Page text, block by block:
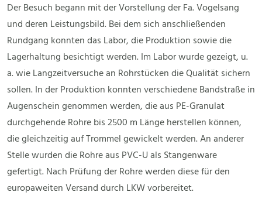
Der Besuch begann mit der Vorstellung der Fa. Vogelsang
und deren Leistungsbild. Bei dem sich anschließenden
Rundgang konnten das Labor, die Produktion sowie die
Lagerhaltung besichtigt werden. Im Labor wurde gezeigt, u.
a. wie Langzeitversuche an Rohrstücken die Qualität sichern
sollen. In der Produktion konnten verschiedene Bandstraße in
Augenschein genommen werden, die aus PE-Granulat
durchgehende Rohre bis 2500 m Länge herstellen können,
die gleichzeitig auf Trommel gewickelt werden. An anderer
Stelle wurden die Rohre aus PVC-U als Stangenware
gefertigt. Nach Prüfung der Rohre werden diese für den
europaweiten Versand durch LKW vorbereitet.